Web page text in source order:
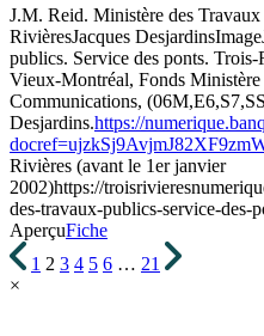
J.M. Reid. Ministère des
RivièresJacques DesjardinsImage
publics. Service des ponts.
Vieux-Montréal, Fonds Ministère
Communications,
Desjardins.https://
Rivières (avant le 1er janvier
2002)https://
des-travaux-publics-service-des-
AperçuFiche
1 2 3 4 5 6 … 21
×